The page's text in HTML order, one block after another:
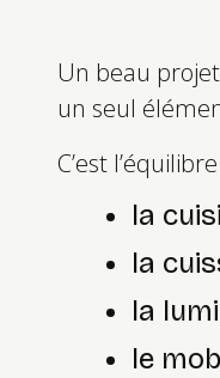
Un beau
un seul
C’est
la
la
la
le